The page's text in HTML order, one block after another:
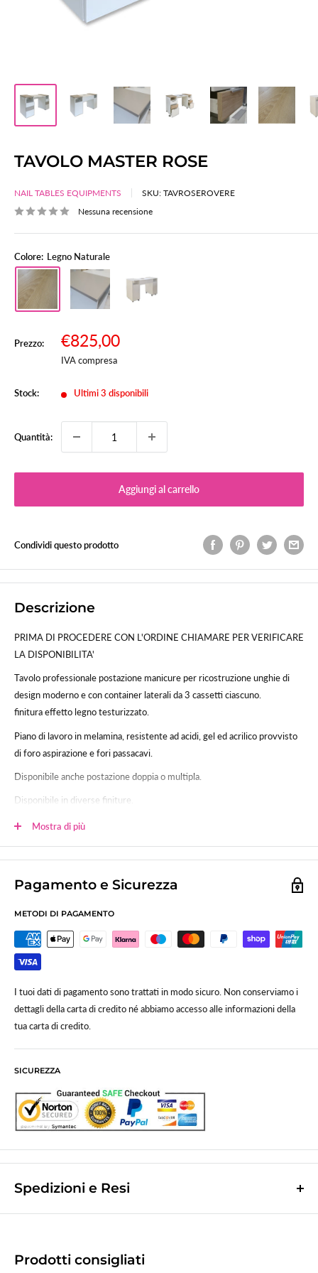
TAVOLO MASTER ROSE
NAIL TABLES EQUIPMENTS SKU: TAVROSEROVERE
Nessuna recensione
Colore: Legno Naturale
Prezzo:
Prezzo
scontato
€825,00
IVA compresa
Stock: Ultimi 3 disponibili
Quantità:
Aggiungi al carrello
Condividi questo prodotto
Descrizione
PRIMA DI PROCEDERE CON L'ORDINE CHIAMARE PER VERIFICARE
LA DISPONIBILITA'
Tavolo professionale postazione manicure per ricostruzione unghie di
design moderno e con container laterali da 3 cassetti ciascuno.
finitura effetto legno testurizzato.
Piano di lavoro in melamina, resistente ad acidi, gel ed acrilico provvisto
di foro aspirazione e fori passacavi.
Disponibile anche postazione doppia o multipla.
Disponibile in diverse finiture.
MISURE:
Piano di lavoro cm 130x48,
Altezza cm 79.
Distanza libera tra container laterali cm 70.
IN ALLUMIO
Le spese di spedizione vengono calcolate in base al peso/volume in fase
Mostra di più
Pagamento e Sicurezza
METODI DI PAGAMENTO
I tuoi dati di pagamento sono trattati in modo sicuro. Non conserviamo i
dettagli della carta di credito né abbiamo accesso alle informazioni della
tua carta di credito.
SICUREZZA
Spedizioni e Resi
(Spese di spedizione gratuite per ordini superiori a
Prodotti consigliati